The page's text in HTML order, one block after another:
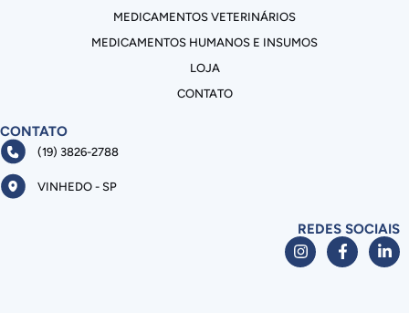
MEDICAMENTOS VETERINÁRIOS
MEDICAMENTOS HUMANOS E INSUMOS
LOJA
CONTATO
CONTATO
(19) 3826-2788
VINHEDO - SP
REDES SOCIAIS